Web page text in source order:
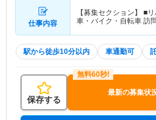
仕事内容
【募集セクション】 ■
車・バイク・自転車 訪
駅から徒歩10分以内 車通勤可
保存する
最新の募集状